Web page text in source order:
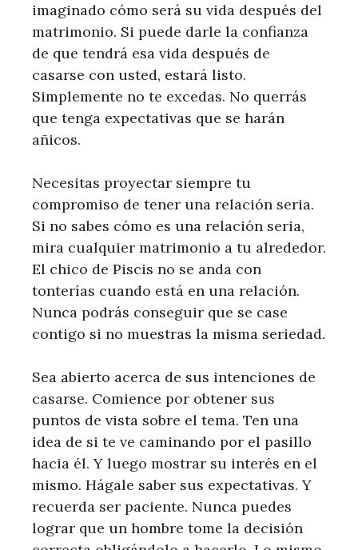
imaginado cómo será su vida después del
matrimonio. Si puede darle la confianza
de que tendrá esa vida después de
casarse con usted, estará listo.
Simplemente no te excedas. No querrás
que tenga expectativas que se harán
añicos.
Necesitas proyectar siempre tu
compromiso de tener una relación seria.
Si no sabes cómo es una relación seria,
mira cualquier matrimonio a tu alrededor.
El chico de Piscis no se anda con
tonterías cuando está en una relación.
Nunca podrás conseguir que se case
contigo si no muestras la misma seriedad.
Sea abierto acerca de sus intenciones de
casarse. Comience por obtener sus
puntos de vista sobre el tema. Ten una
idea de si te ve caminando por el pasillo
hacia él. Y luego mostrar su interés en el
mismo. Hágale saber sus expectativas. Y
recuerda ser paciente. Nunca puedes
lograr que un hombre tome la decisión